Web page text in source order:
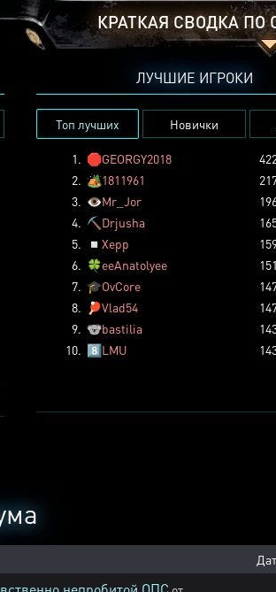
КРАТКАЯ СВОДКА
ЛУЧШИЕ ИГРОКИ
Топ лучших Новички
1. 🛑GEORGY2018
2. 🏕️1811961
3. 👁️Mr_Jor
4. ⛏️ Drjusha
5.
◽ Xepp
6. 🍀eeAnatolyee
7. 🎓OvCore
8.
🏓Vlad54
9. 🐨bastilia
10. 8️⃣LMU